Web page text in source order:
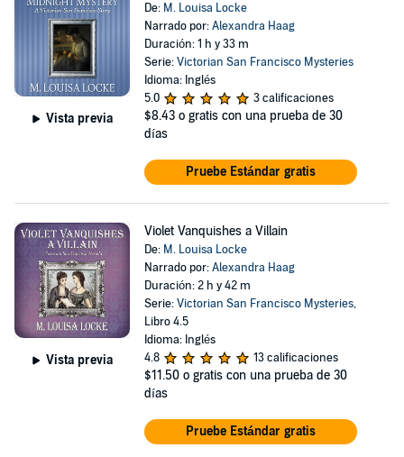
Vista previa
De: M. Louisa Locke
Narrado por:Alexandra Haag
Duración: 1 h y 33 m
Serie:Victorian San Francisco Mysteries
Idioma: Inglés
5.0
3 calificaciones
$8.43 o gratis con una prueba de 30
días
Pruebe Estándar gratis
Vista previa
Violet Vanquishes a Villain
De: M. Louisa Locke
Narrado por:Alexandra Haag
Duración: 2 h y 42 m
Serie:Victorian San Francisco Mysteries,
Libro 4.5
Idioma: Inglés
4.8
13 calificaciones
$11.50 o gratis con una prueba de 30
días
Pruebe Estándar gratis